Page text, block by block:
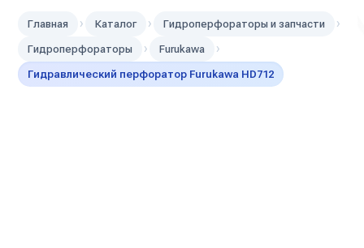
Главная › Каталог › Гидроперфораторы и запчасти ›
Гидроперфораторы › Furukawa ›
Гидравлический перфоратор Furukawa HD712